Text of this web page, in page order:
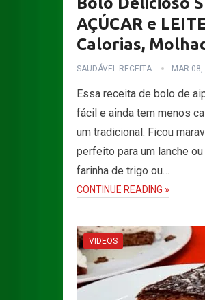
AÇÚCAR e
Calorias,
SAUDÁVEL RECEITA MAR
Essa receita de bolo de
fácil e ainda tem menos
um tradicional. Ficou
perfeito para um lanche
farinha de trigo ou…
CONTINUE READING »
VIDEOS